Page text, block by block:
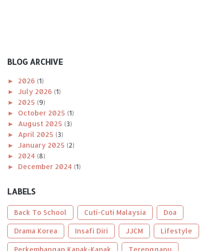
BLOG ARCHIVE
► 2026 (1)
► July 2026 (1)
► 2025 (9)
► October 2025 (1)
► August 2025 (3)
► April 2025 (3)
► January 2025 (2)
► 2024 (8)
► December 2024 (1)
► October 2024
► April 2024 (1)
►January 2024(2)
►2023 (56)
►December 2023(2)
LABELS
Back To School Cuti-Cuti Malaysia Doa
Drama Korea Insafi Diri JJCM Lifestyle